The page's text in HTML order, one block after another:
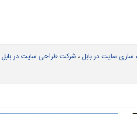
سازی سایت در بابل، شركت طراحی سایت در بابل